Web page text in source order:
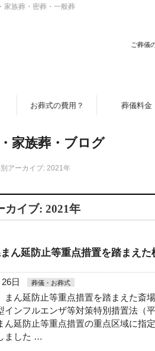
家族葬・密葬・一般葬
ご葬儀
お葬式の費用？ 葬儀料金
家族葬・ブログ
アーカイブ: 2021年
カイブ: 2021年
ん延防止等重点措置を踏まえ
日 葬儀・お葬式
まん延防止等重点措置を踏まえた
インフルエンザ等対策特別措置法（
ん延防止等重点措置の重点区域に指
ました …